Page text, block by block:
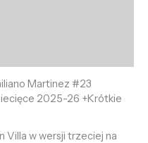
Martinez #23
2025-26 +Krótkie
Villa w wersji trzeciej na